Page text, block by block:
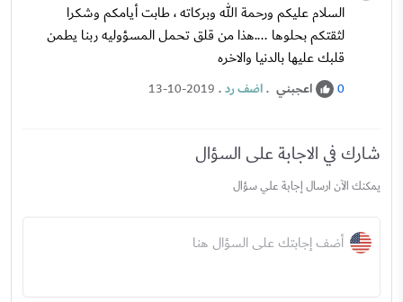
السلام عليكم ورحمة الله وبركاته ، طابت أيامكم وشكرا
لثقتكم بحلوها ....هذا من قلق تحمل المسؤوليه ربنا يطمن
قلبك عليها بالدنيا والاخره
0 اعجبني .اضف رد.
13-10-2019
شارك في الاجابة على السؤال
يمكنك الآن ارسال إجابة علي سؤال
أضف إجابتك على السؤال هنا